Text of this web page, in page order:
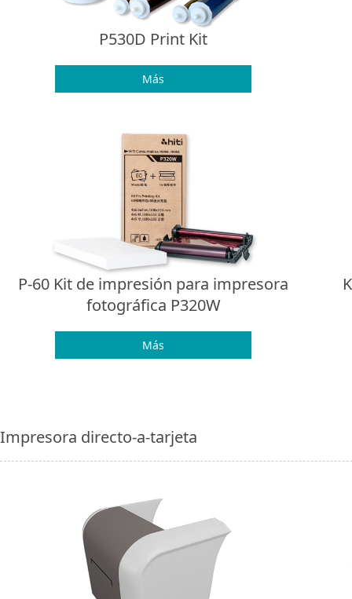
P530D Print Kit
Más
P-60 Kit de impresión para impresora
fotográfica P320W
Más
Impresora directo-a-tarjeta